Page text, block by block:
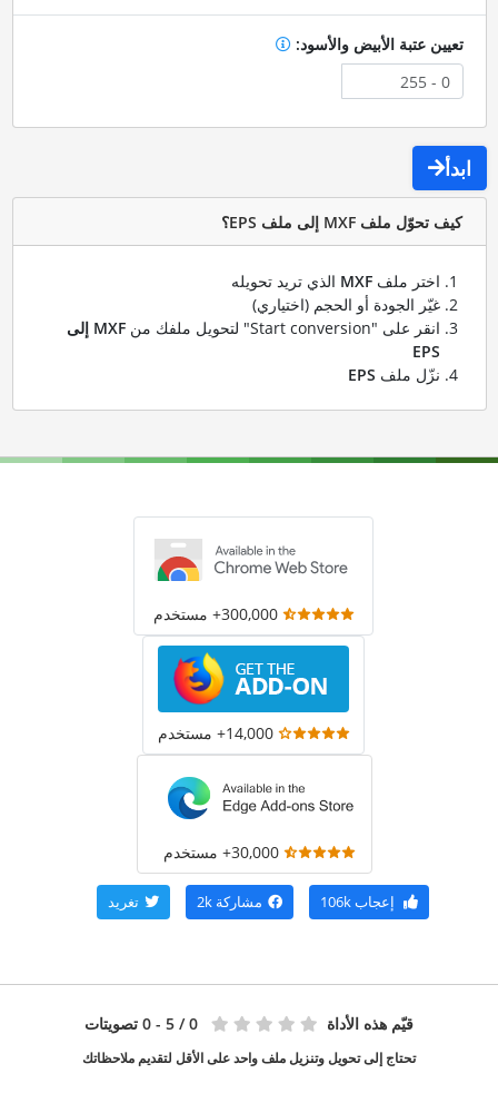
تعيين عتبة الأبيض والأسود:
ابدأ
كيف تحوّل ملف MXF إلى ملف EPS؟
اختر ملف MXFالذي تريد تحويله
غيّر الجودة أو الحجم (اختياري)
انقر على "Start conversion" لتحويل ملفك من
MXF إلى
EPS
نزّل ملف EPS
300,000+ مستخدم
14,000+ مستخدم
30,000+ مستخدم
إعجاب106k مشاركة 2k تغريد
قيّم هذه الأداة 0 / 5 - 0 تصويتات
تحتاج إلى تحويل وتنزيل ملف واحد على الأقل لتقديم ملاحظاتك